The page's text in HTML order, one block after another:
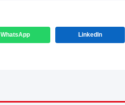
WhatsApp LinkedIn